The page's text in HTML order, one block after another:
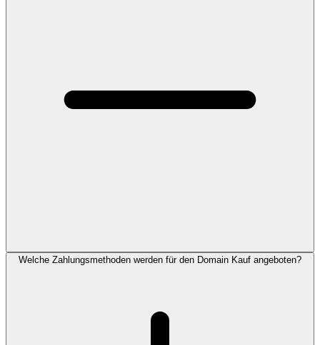
Welche Zahlungsmethoden werden für den Domain Kauf angeboten?